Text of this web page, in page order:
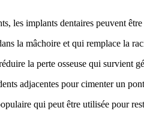
les implants dentaires peuvent
la mâchoire et qui remplace la
la perte osseuse qui survient
adjacentes pour cimenter un
qui peut être utilisée pour